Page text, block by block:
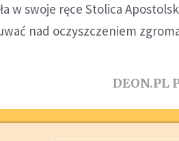
w swoje ręce Stolica
nad oczyszczeniem
DEON.PL